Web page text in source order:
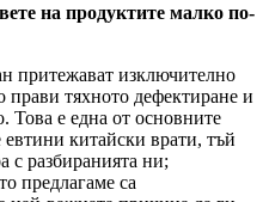
на продуктите малко по-
притежават изключително
прави тяхното дефектиране и
Това е една от основните
китайски врати, тъй
с разбиранията ни;
предлагаме са